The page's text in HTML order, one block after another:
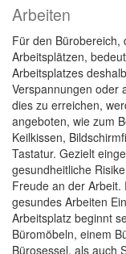
Arbeiten
Für den Bürobereich,
Arbeitsplätzen,
Arbeitsplatzes
Verspannungen oder
dies zu erreichen,
angeboten, wie zum
Keilkissen,
Tastatur. Gezielt
gesundheitliche
Freude an der
gesundes Arbeiten
Arbeitsplatz beginnt
Büromöbeln, einem
Bürosessel, als auch